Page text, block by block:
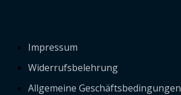
Impressum
Widerrufsbelehrung
Allgemeine Geschäftsbedingungen